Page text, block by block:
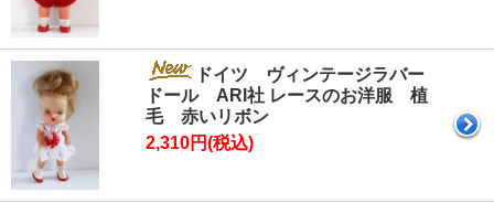
ドイツ ヴィンテージラバー
ドール ARI社 レースのお洋服 植
毛 赤いリボン
2,310円(税込)